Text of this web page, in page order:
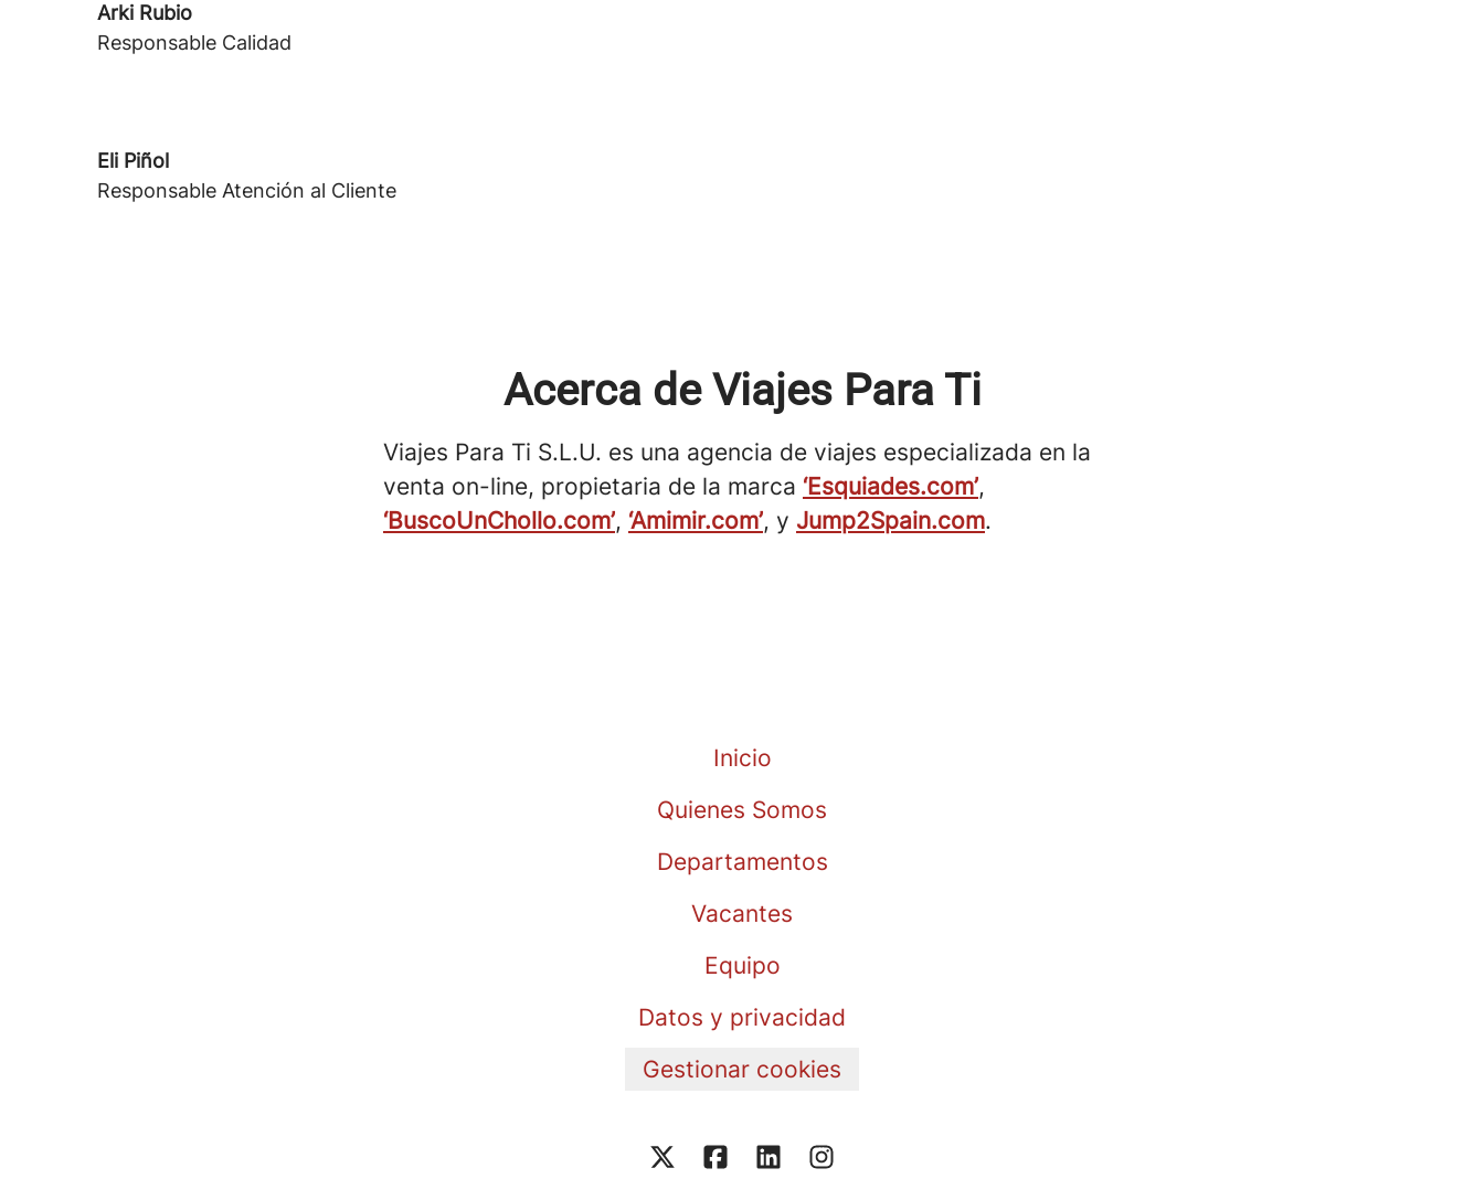
Arki Rubio
Responsable Calidad
Eli Piñol
Responsable Atención al Cliente
Acerca de Viajes Para Ti
Viajes Para Ti S.L.U. es una agencia de viajes especializada en la
venta on-line, propietaria de la marca ‘Esquiades.com’,
‘BuscoUnChollo.com’, ‘Amimir.com’, y Jump2Spain.com.
Inicio
Quienes Somos
Departamentos
Vacantes
Equipo
Datos y privacidad
Gestionar cookies